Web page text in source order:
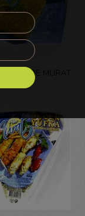
VIDE MURAT
500 G